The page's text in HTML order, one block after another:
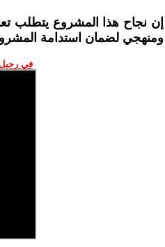
إن نجاح هذا المشروع يتطلب
ومنهجي لضمان استدامة
في رحيل